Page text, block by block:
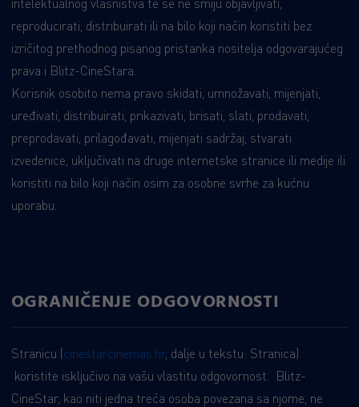
intelektualnog vlasništva te se ne smiju objavljivati,
reproducirati, distribuirati ili na bilo koji način koristiti bez
izričitog prethodnog pisanog pristanka nositelja odgovarajućeg
prava i Blitz-CineStara.
Korisnik osobito nema pravo skidati, umnožavati, mijenjati,
uređivati, distribuirati, prikazivati, brisati, slati, prodavati,
preprodavati, prilagođavati, mijenjati sadržaj, stvarati
izvedenice, uključivati na druge internetske stranice ili medije ili
koristiti na bilo koji način osim za osobne svrhe za kućnu
uporabu.
OGRANIČENJE ODGOVORNOSTI
Stranicu (cinestarcinemas.hr, dalje u tekstu: Stranica)
koristite isključivo na vašu vlastitu odgovornost. Blitz-
CineStar, kao niti jedna treća osoba povezana sa njome, ne